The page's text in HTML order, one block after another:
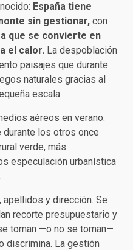
España tiene
sin gestionar, con
que se convierte en
el calor. La despoblación
paisajes que durante
naturales gracias al
escala.
aéreos en verano.
durante los otros once
verde, más
especulación urbanística
y dirección. Se
recorte presupuestario y
toman —o no se toman—
discrimina. La gestión